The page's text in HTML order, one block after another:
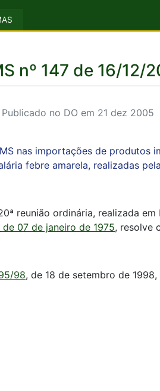
nº 147 de 16/12/
no DO em 21 dez 2005
nas importações de produtos
febre amarela, realizadas
reunião ordinária, realizada
07 de janeiro de 1975, resolve
98, de 18 de setembro de